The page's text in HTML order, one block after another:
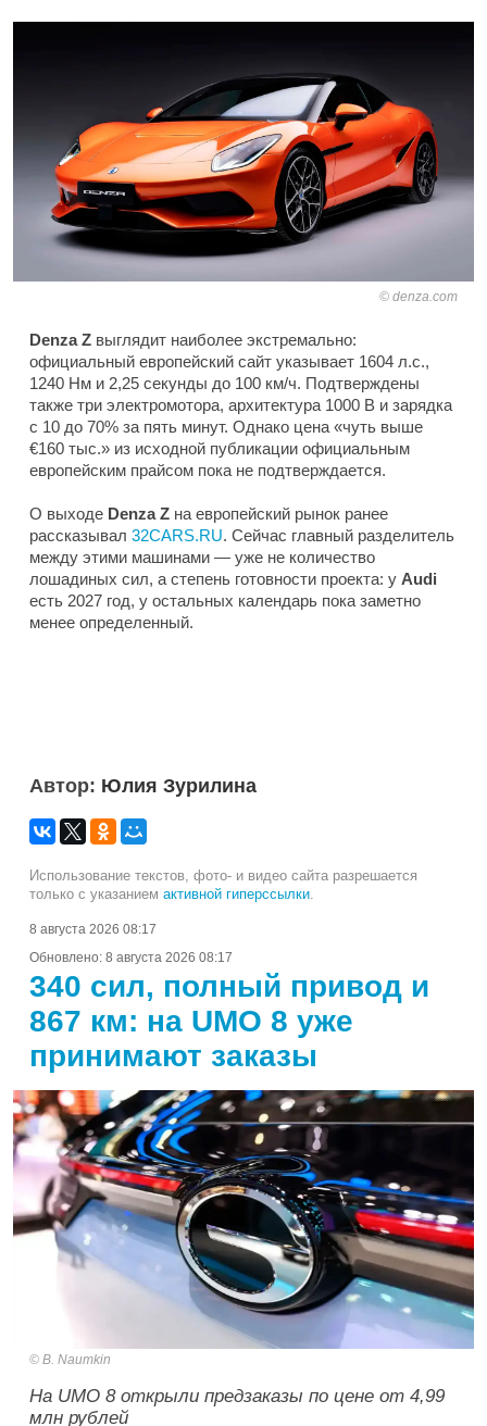
denza.com
Denza Z выглядит наиболее экстремально:
официальный европейский сайт указывает 1604 л.с.,
1240 Нм и 2,25 секунды до 100 км/ч. Подтверждены
также три электромотора, архитектура 1000 В и зарядка
с 10 до 70% за пять минут. Однако цена «чуть выше
€160 тыс.» из исходной публикации официальным
европейским прайсом пока не подтверждается.
О выходе Denza Z на европейский рынок ранее
рассказывал 32CARS.RU. Сейчас главный разделитель
между этими машинами — уже не количество
лошадиных сил, а степень готовности проекта: у Audi
есть 2027 год, у остальных календарь пока заметно
менее определенный.
Автор: Юлия Зурилина
Использование текстов, фото- и видео сайта разрешается
только с указанием активной гиперссылки
8 августа 2026 08:17
Обновлено: 8 августа 2026 08:17
340 сил, полный привод и
867 км: на UMO 8 уже
принимают заказы
B. Naumkin
На UMO 8 открыли предзаказы по цене от 4,99
млн рублей